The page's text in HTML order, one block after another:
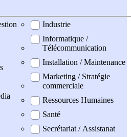
Industrie
Informatique /
Télécommunication
Installation / Maintenance
Marketing / Stratégie
commerciale
Ressources Humaines
Santé
Secrétariat / Assistanat